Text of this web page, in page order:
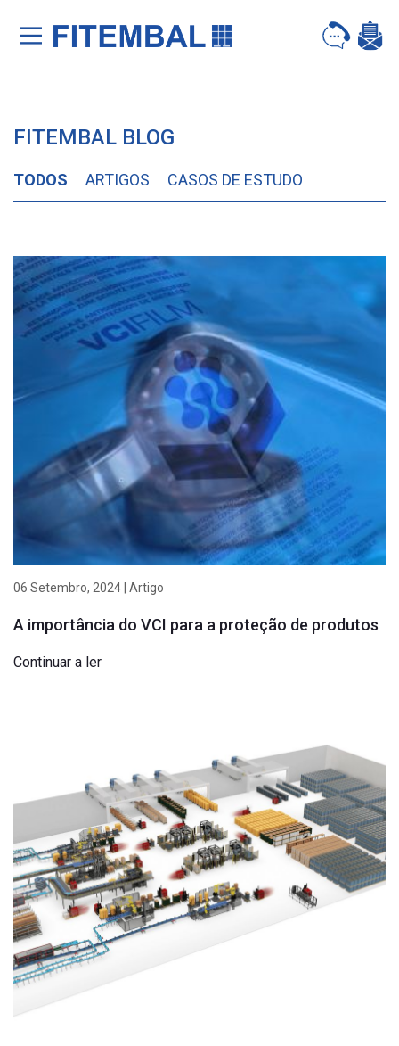
FITEMBAL BLOG
TODOS ARTIGOS CASOS DE ESTUDO
06 Setembro, 2024 | Artigo
A importância do VCI para a proteção de produtos
Continuar a ler